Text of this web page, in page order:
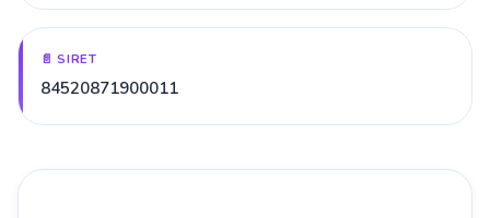
📄 SIRET
84520871900011